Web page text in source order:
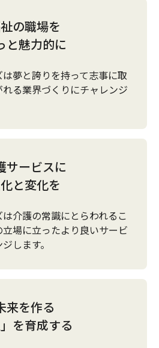
の職場を
と魅力的に
夢と誇りを持って志事に取
る業界づくりにチャレンジ
サービスに
と変化を
介護の常識にとらわれるこ
場に立ったより良いサービ
します。
来を作る
」を育成する